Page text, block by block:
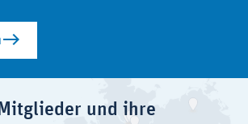
und ihre